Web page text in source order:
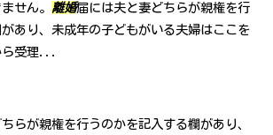
せん。 離婚届には夫と妻どちらが親権を行
あり、未成年の子どもがいる夫婦はここを
ら受理...
らが親権を行うのかを記入する欄があり、